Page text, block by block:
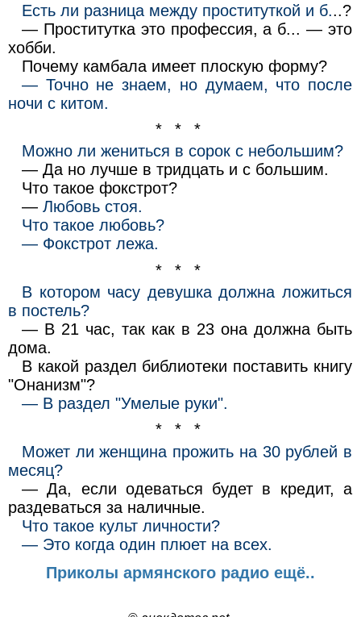
Есть ли разница между проституткой и б...?
— Проститутка это профессия, а б... — это
хобби.
Почему камбала имеет плоскую форму?
— Точно не знаем, но думаем, что после
ночи с китом.
* * *
Можно ли жениться в сорок с небольшим?
— Да но лучше в тридцать и с большим.
Что такое фокстрот?
—Любовь стоя.
Что такое любовь?
— Фокстрот лежа.
* * *
В котором часу девушка должна ложиться
в постель?
— В 21 час, так как в 23 она должна быть
дома.
В какой раздел библиотеки поставить книгу
"Онанизм"?
— В раздел "Умелые руки".
* * *
Может ли женщина прожить на 30 рублей в
месяц?
— Да, если одеваться будет в кредит, а
раздеваться за наличные.
Что такое культ личности?
— Это когда один плюет на всех.
Приколы армянского радио ещё..